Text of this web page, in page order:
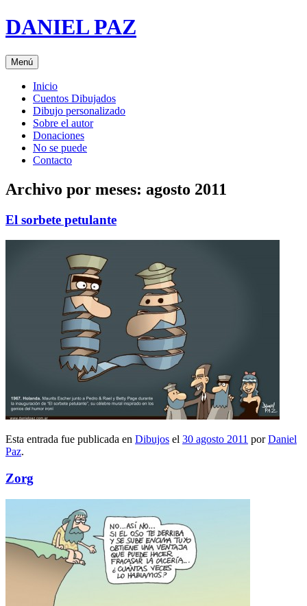
Saltar
al
DANIEL PAZ
Menú
Inicio
Cuentos Dibujados
Dibujo personalizado
Sobre el autor
Donaciones
No se puede
Contacto
Archivo por meses: agosto 2011
El sorbete petulante
Esta entrada fue publicada en Dibujos el 30 agosto 2011 porDaniel
Paz.
Zorg